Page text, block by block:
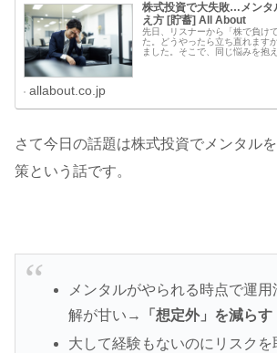
株式投資で大失敗…メンタ
え方 [貯蓄] All About
先日、リスナーから「株で負け
た。どうやったら立ち直れます
ました。そこで、同じ悩みを抱
allabout.co.jp
さて今日の話題は株式投資でメンタル
策という話です。
メンタルがやられる時点で運
解が甘い→
「想定外」を減らす
大して経験もないのにリスクを